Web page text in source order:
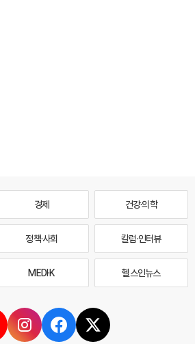
경제 건강·의학
정책·사회 칼럼·인터뷰
MEDI·K 헬스인뉴스